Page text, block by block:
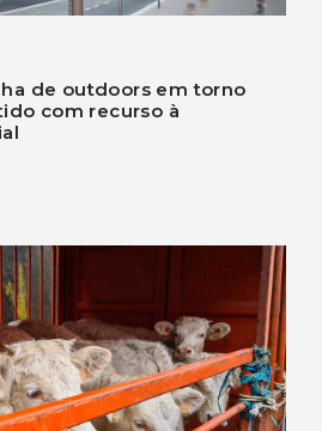
de outdoors em torno
com recurso à